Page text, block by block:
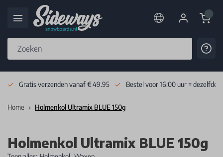
Cart
Gratis verzenden vanaf € 49.95 Bestel voor 16:00 uur = dezelfde
Home Holmenkol Ultramix BLUE 150g
Holmenkol Ultramix BLUE 150g